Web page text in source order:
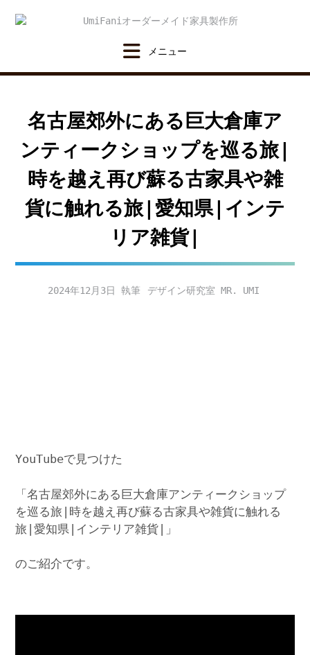
名古屋郊外にある巨大倉庫ア
ンティークショップを巡る旅|
時を越え再び蘇る古家具や雑
貨に触れる旅|愛知県|インテ
リア雑貨|
2024年12月3日 デザイン研究室 MR. UMI
YouTubeで見つけた
「名古屋郊外にある巨大倉庫アンティークショップ
を巡る旅|時を越え再び蘇る古家具や雑貨に触れる
旅|愛知県|インテリア雑貨|」
のご紹介です。